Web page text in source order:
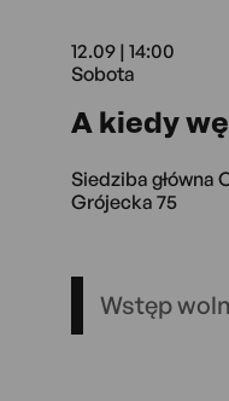
75
12.09 | 14:00
Sobota
A kiedy
Siedziba główna
Grójecka 75
Wstęp